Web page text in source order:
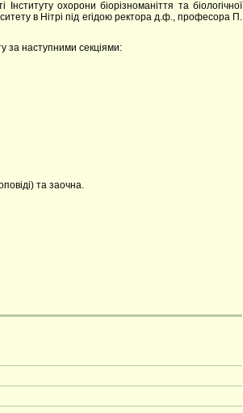
Інституту охорони біорізноманіття та біологічної
в Нітрі під егідою ректора д.ф., професора П.
за наступними секціями:
та заочна.